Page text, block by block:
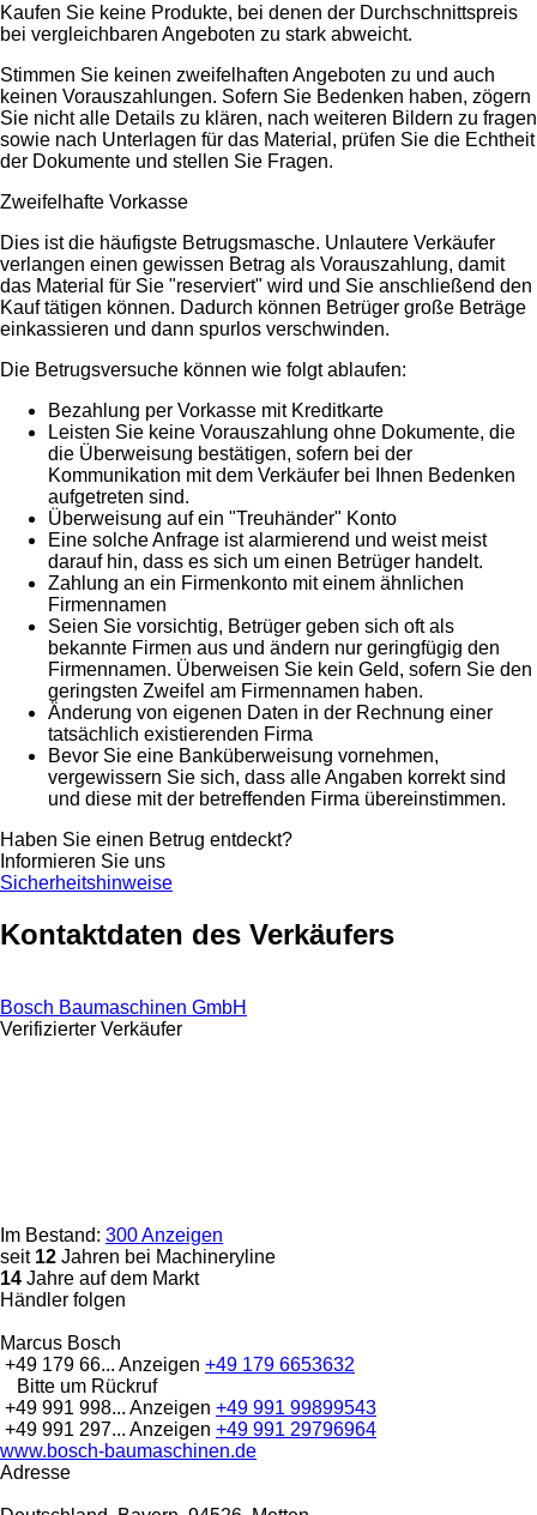
Kaufen Sie keine Produkte, bei denen der Durchschnittspreis
bei vergleichbaren Angeboten zu stark abweicht.
Stimmen Sie keinen zweifelhaften Angeboten zu und auch
keinen Vorauszahlungen. Sofern Sie Bedenken haben, zögern
Sie nicht alle Details zu klären, nach weiteren Bildern zu fragen
sowie nach Unterlagen für das Material, prüfen Sie die Echtheit
der Dokumente und stellen Sie Fragen.
Zweifelhafte Vorkasse
Dies ist die häufigste Betrugsmasche. Unlautere Verkäufer
verlangen einen gewissen Betrag als Vorauszahlung, damit
das Material für Sie "reserviert" wird und Sie anschließend den
Kauf tätigen können. Dadurch können Betrüger große Beträge
einkassieren und dann spurlos verschwinden.
Die Betrugsversuche können wie folgt ablaufen:
Bezahlung per Vorkasse mit Kreditkarte
Leisten Sie keine Vorauszahlung ohne Dokumente, die
die Überweisung bestätigen, sofern bei der
Kommunikation mit dem Verkäufer bei Ihnen Bedenken
aufgetreten sind.
Überweisung auf ein "Treuhänder" Konto
Eine solche Anfrage ist alarmierend und weist meist
darauf hin, dass es sich um einen Betrüger handelt.
Zahlung an ein Firmenkonto mit einem ähnlichen
Firmennamen
Seien Sie vorsichtig, Betrüger geben sich oft als
bekannte Firmen aus und ändern nur geringfügig den
Firmennamen. Überweisen Sie kein Geld, sofern Sie den
geringsten Zweifel am Firmennamen haben.
Änderung von eigenen Daten in der Rechnung einer
tatsächlich existierenden Firma
Bevor Sie eine Banküberweisung vornehmen,
vergewissern Sie sich, dass alle Angaben korrekt sind
und diese mit der betreffenden Firma übereinstimmen.
Haben Sie einen Betrug entdeckt?
Informieren Sie uns
Sicherheitshinweise
Kontaktdaten des Verkäufers
Bosch Baumaschinen GmbH
Verifizierter Verkäufer
Im Bestand: 300 Anzeigen
seit 12 Jahren bei Machineryline
14 Jahre auf dem Markt
Händler folgen
Marcus Bosch
+49 179 66... Anzeigen +49 179 6653632
Bitte um Rückruf
+49 991 998... Anzeigen +49 991 99899543
+49 991 297... Anzeigen +49 991 29796964
www.bosch-baumaschinen.de
Adresse